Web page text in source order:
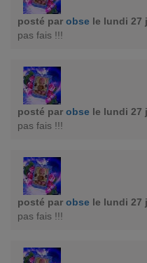
posté par obse le lundi 27
pas fais !!!
posté par obse le lundi 27
pas fais !!!
posté par obse le lundi 27
pas fais !!!